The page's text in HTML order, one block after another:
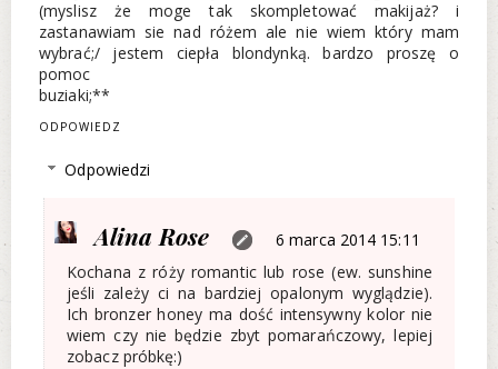
(myslisz że moge tak skompletować makijaż? i
zastanawiam sie nad różem ale nie wiem który mam
wybrać;/ jestem ciepła blondynką. bardzo proszę o
pomoc
buziaki;**
ODPOWIEDZ
Odpowiedzi
Alina Rose
6 marca 2014 15:11
Kochana z róży romantic lub rose (ew. sunshine
jeśli zależy ci na bardziej opalonym wyglądzie).
Ich bronzer honey ma dość intensywny kolor nie
wiem czy nie będzie zbyt pomarańczowy, lepiej
zobacz próbkę:)